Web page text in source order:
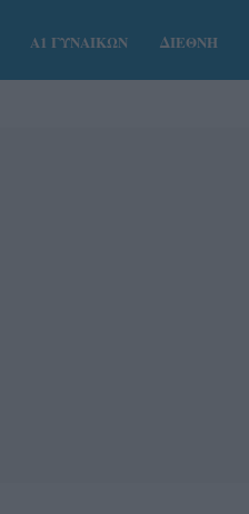
Α1 ΓΥΝΑΙΚΩΝ ΔΙΕΘΝΗ